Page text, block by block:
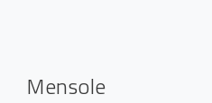
Mensole